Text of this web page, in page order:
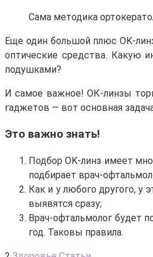
Сама методика
Еще один большой плюс OK-
оптические средства. Какую
подушками?
И самое важное! ОК-линзы
гаджетов — вот основная
Это важно знать!
Подбор OK-линз имеет
подбирает врач-
Как и у любого другого, у
выявятся сразу;
Врач-офтальмолог будет
год. Таковы правила.